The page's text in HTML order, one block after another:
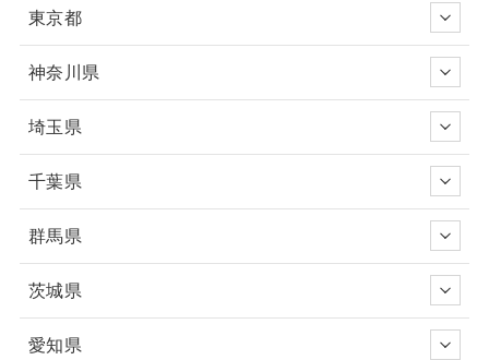
東京都
神奈川県
埼玉県
千葉県
群馬県
茨城県
愛知県